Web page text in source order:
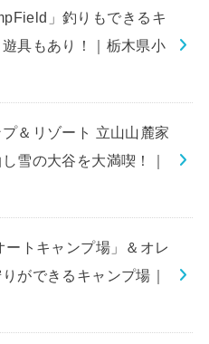
」釣りもできるキ
具もあり！｜栃木県小
＆リゾート 立山山麓家
雪の大谷を大満喫！｜
トキャンプ場」＆オレ
ができるキャンプ場｜